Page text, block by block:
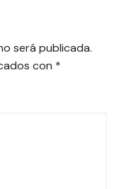
será publicada.
con *